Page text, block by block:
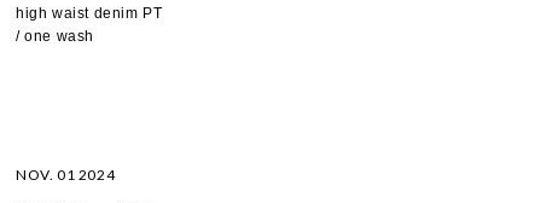
high waist denim PT
/ one wash
NOV. 01 2024